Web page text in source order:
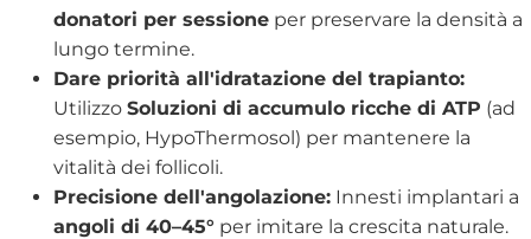
donatori per sessione per preservare la densità a
lungo termine.
Dare priorità all'idratazione del trapianto:
Utilizzo Soluzioni di accumulo ricche di ATP (ad
esempio, HypoThermosol) per mantenere la
vitalità dei follicoli.
Precisione dell'angolazione: Innesti implantari a
angoli di 40–45° per imitare la crescita naturale.